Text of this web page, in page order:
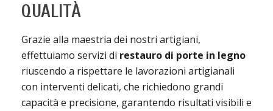
QUALITÀ
Grazie alla maestria dei nostri artigiani,
effettuiamo servizi di restauro di porte in legno
riuscendo a rispettare le lavorazioni artigianali
con interventi delicati, che richiedono grandi
capacità e precisione, garantendo risultati visibili e